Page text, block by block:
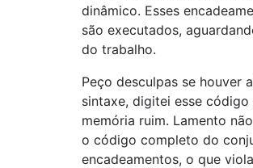
dinâmico. Esses
são executados,
do trabalho.
Peço desculpas se houver
sintaxe, digitei esse código
memória ruim. Lamento
o código completo do
encadeamentos, o que